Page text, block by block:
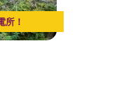
所！